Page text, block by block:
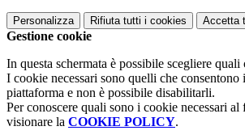
Personalizza Rifiuta tutti i cookies Accetta
Gestione cookie
In questa schermata è possibile scegliere
I cookie necessari sono quelli che
piattaforma e non è possibile disabilitarli.
Per conoscere quali sono i cookie necessari
visionare la COOKIE POLICY.